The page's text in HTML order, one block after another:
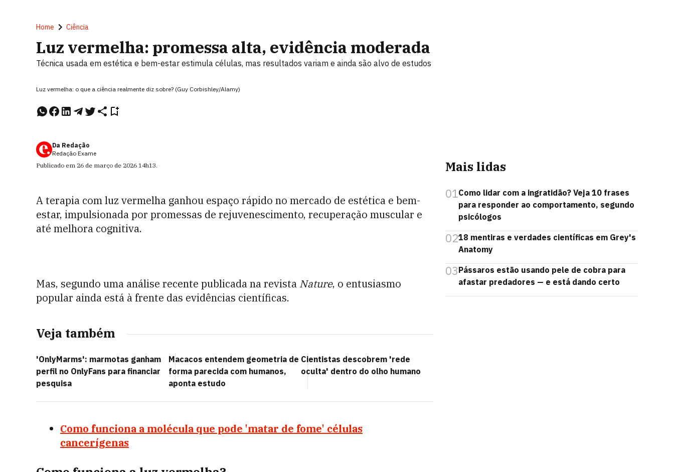
Home Ciência
Luz vermelha: promessa alta, evidência moderada
Técnica usada em estética e bem-estar estimula células, mas resultados variam e ainda são alvo de estudos
Luz vermelha: o que a ciência realmente diz sobre? (Guy Corbishley/Alamy)
Da Redação
Redação Exame
Publicado em 26 de março de 2026 14h13.
A terapia com luz vermelha ganhou espaço rápido no mercado de estética e bem-
estar, impulsionada por promessas de rejuvenescimento, recuperação muscular e
até melhora cognitiva.
Mas, segundo uma análise recente publicada na revista Nature, o entusiasmo
popular ainda está à frente das evidências científicas.
Veja também
'OnlyMarms': marmotas ganham
perfil no OnlyFans para financiar
pesquisa
Macacos entendem geometria de
forma parecida com humanos,
aponta estudo
Cientistas descobrem 'rede
oculta' dentro do olho humano
Como funciona a molécula que pode 'matar de fome' células
cancerígenas
Mais lidas
01Como lidar com a ingratidão? Veja 10 frases
para responder ao comportamento, segundo
psicólogos
0218 mentiras e verdades científicas em Grey's
Anatomy
03Pássaros estão usando pele de cobra para
afastar predadores — e está dando certo